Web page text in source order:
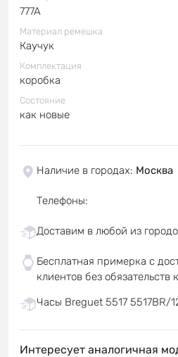
777A
Материал ремешка
Каучук
Комплектация
коробка
Состояние
как новые
Наличие в городах: Москва
Телефоны:
Доставим в любой из
Бесплатная примерка с
клиентов без обязательств
Часы Breguet 5517 5517BR/
Интересует аналогичная